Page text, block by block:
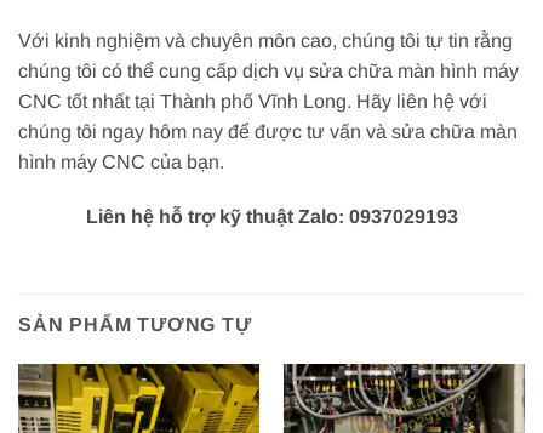
Với kinh nghiệm và chuyên môn cao, chúng tôi tự tin rằng
chúng tôi có thể cung cấp dịch vụ sửa chữa màn hình máy
CNC tốt nhất tại Thành phố Vĩnh Long. Hãy liên hệ với
chúng tôi ngay hôm nay để được tư vấn và sửa chữa màn
hình máy CNC của bạn.
Liên hệ hỗ trợ kỹ thuật Zalo: 0937029193
SẢN PHẨM TƯƠNG TỰ